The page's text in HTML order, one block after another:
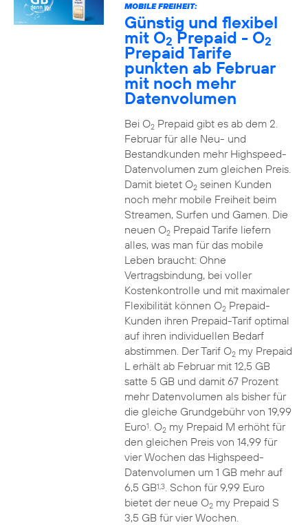
MOBILE FREIHEIT:
Günstig und flexibel
mit O2 Prepaid - O2
Prepaid Tarife
punkten ab Februar
mit noch mehr
Datenvolumen
Bei O2Prepaid gibt es ab dem 2.
Februar für alle Neu- und
Bestandkunden mehr Highspeed-
Datenvolumen zum gleichen Preis.
Damit bietet O2seinen Kunden
noch mehr mobile Freiheit beim
Streamen, Surfen und Gamen. Die
neuen O2Prepaid Tarife liefern
alles, was man für das mobile
Leben braucht: Ohne
Vertragsbindung, bei voller
Kostenkontrolle und mit maximaler
Flexibilität können O2Prepaid-
Kunden ihren Prepaid-Tarif optimal
auf ihren individuellen Bedarf
abstimmen. Der Tarif O2my Prepaid
L erhält ab Februar mit 12,5 GB
satte 5 GB und damit 67 Prozent
mehr Datenvolumen als bisher für
die gleiche Grundgebühr von 19,99
Euro1. O2my Prepaid M erhöht für
den gleichen Preis von 14,99 für
vier Wochen das Highspeed-
Datenvolumen um 1 GB mehr auf
6,5 GB1,3. Schon für 9,99 Euro
bietet der neue O2my Prepaid S
3,5 GB für vier Wochen.